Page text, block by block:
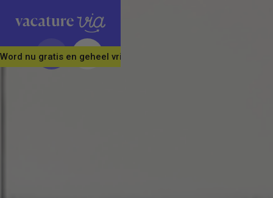
Word nu gratis en geheel vrijblijvend lid van ons Vacature Via